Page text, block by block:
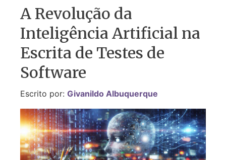
A Revolução da
Inteligência Artificial na
Escrita de Testes de
Software
Escrito por: Givanildo Albuquerque